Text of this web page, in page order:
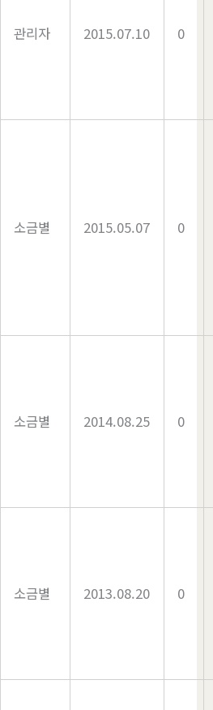
관리자 2015.07.10 0
소금별 2015.05.07 0
소금별 2014.08.25 0
소금별 2013.08.20 0